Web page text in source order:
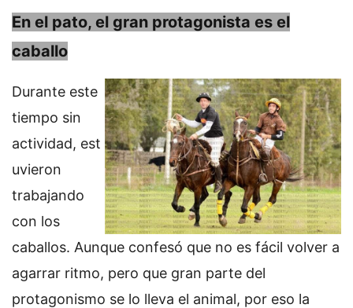
En el pato, el gran protagonista es el
caballo
Durante este
tiempo sin
actividad, est
uvieron
trabajando
con los
caballos. Aunque confesó que no es fácil volver a
agarrar ritmo, pero que gran parte del
protagonismo se lo lleva el animal, por eso la